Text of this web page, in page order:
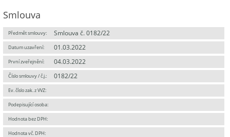
Smlouva
Předmět smlouvy: Smlouva č. 0182/22
Datum uzavření: 01.03.2022
První zveřejnění: 04.03.2022
Číslo smlouvy / č.j.: 0182/22
Ev. číslo zak. z VVZ:
Podepisující osoba:
Hodnota bez DPH:
Hodnota vč. DPH: